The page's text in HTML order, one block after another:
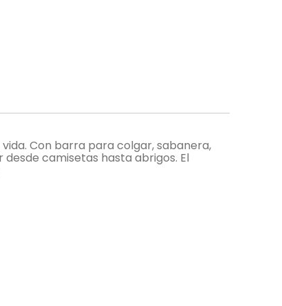
Con barra para colgar, sabanera,
camisetas hasta abrigos. El